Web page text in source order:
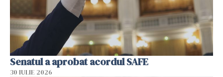
Senatul a aprobat acordul SAFE
30 IULIE 2026